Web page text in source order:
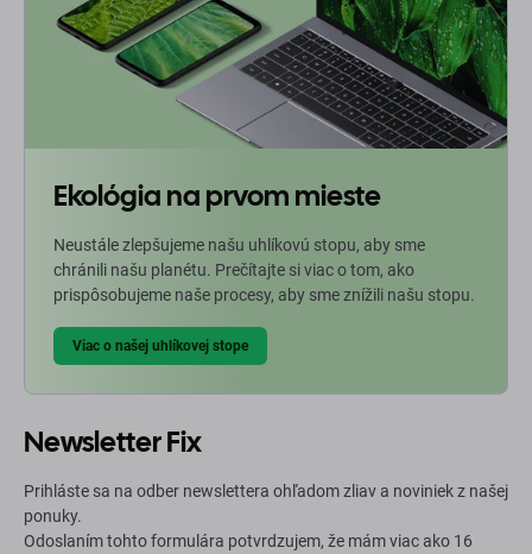
Ekológia na prvom mieste
Neustále zlepšujeme našu uhlíkovú stopu, aby sme
chránili našu planétu. Prečítajte si viac o tom, ako
prispôsobujeme naše procesy, aby sme znížili našu stopu.
Viac o našej uhlíkovej stope
Newsletter Fix
Prihláste sa na odber newslettera ohľadom zliav a noviniek z našej
ponuky.
Odoslaním tohto formulára potvrdzujem, že mám viac ako 16